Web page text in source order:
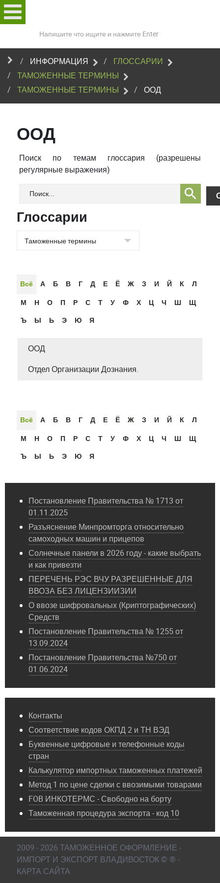
сайту
ИНФОРМАЦИЯ
ГЛОССАРИИ
ТАМОЖЕННЫЕ ТЕРМИНЫ
ТАМОЖЕННЫЕ ТЕРМИНЫ
ООД
ООД
Поиск по темам глоссария (разрешены
регулярные выражения)
Глоссарии
Всё А Б В Г Д Е Ё Ж З И Й К
Л
М
Н О П Р С Т У Ф Х Ц Ч Ш
Щ
Ъ
Ы Ь Э Ю Я
ООД
Отдел Организации Дознания.
Всё А Б В Г Д Е Ё Ж З И Й К
Л
М
Н О П Р С Т У Ф Х Ц Ч Ш
Щ
Ъ
Ы Ь Э Ю Я
Постановление Правительства № 1713 от
01.11.2025
Разъяснение Минпромторга относительно
самоходных машин и прицепов
Солнечные панели в 2026 году - какие выбрать
и как привезти
ПЕРЕЧЕНЬ РЭС ВЧУ РАЗРЕШЕННЫЕ ДЛЯ
ВВОЗА БЕЗ ЛИЦЕНЗИИЗИИ
О ввозе шифровальных (Криптографических)
Средств
Постановление Правительства № 1255 от
13.09.2024
Постановление Правительства №750 от
01.06.2024
Контакты
Соответствие кодов ОКПД 2 и ТН ВЭД
Буквенные цифровые и телефонные коды
стран
Калькулятор импортных таможенных платежей
Метод 1 по цене сделки с ввозимыми товарами
FOB ИНКОТЕРМС - Свободно на борту
Таможенная процедура экспорта - код 10
2009 - 2026 ТАМОЖЕННОЕ ОФОРМЛЕНИЕ -
ИМПОРТ И ЭКСПОРТ ВЛАДИВОСТОК © ® -
КАРТА САЙТА